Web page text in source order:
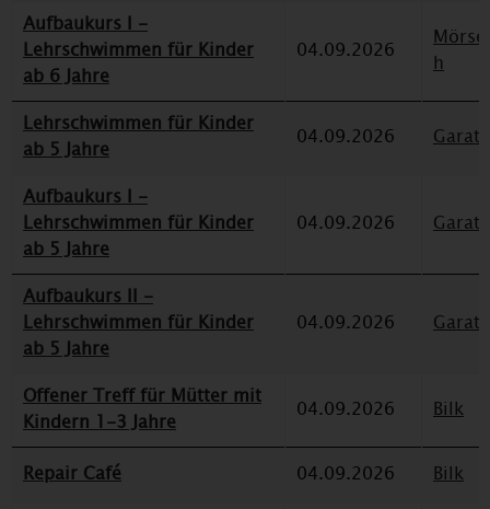
Aufbaukurs I -
Lehrschwimmen für Kinder
ab 6 Jahre
04.09.2026
h
Lehrschwimmen für Kinder
ab 5 Jahre
04.09.2026 Garath
Aufbaukurs I -
Lehrschwimmen für Kinder
ab 5 Jahre
04.09.2026 Garath
Aufbaukurs II -
Lehrschwimmen für Kinder
ab 5 Jahre
04.09.2026 Garath
Offener Treff für Mütter mit
Kindern 1-3 Jahre
04.09.2026 Bilk
Repair Café 04.09.2026
Bilk